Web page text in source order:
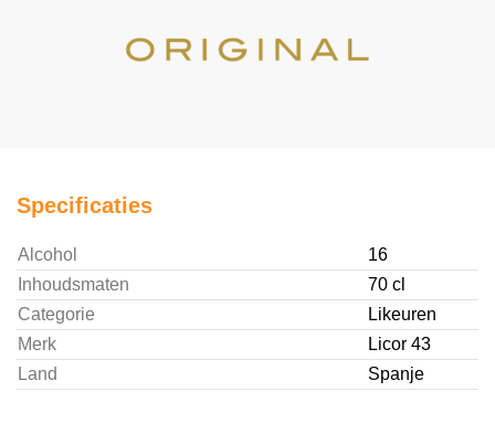
Specificaties
Alcohol
16
Inhoudsmaten
70 cl
Categorie
Likeuren
Merk
Licor 43
Land
Spanje